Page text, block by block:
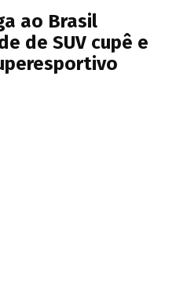
ao Brasil
de SUV cupê e